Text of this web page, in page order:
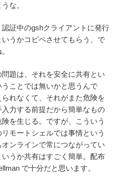
な。
証中のgshクライアントに発行
うかコピペさせてもらう、で
題は、それを安全に共有とい
ことでは無いかと思うんで
れなくて、それがまた危険を
力する前提だから簡単なもの
を生じる。ですが、こういう
モートシェルでは事情という
ンラインで常につながってい
うか共有はすごく簡単。配布
で十分だと思います。